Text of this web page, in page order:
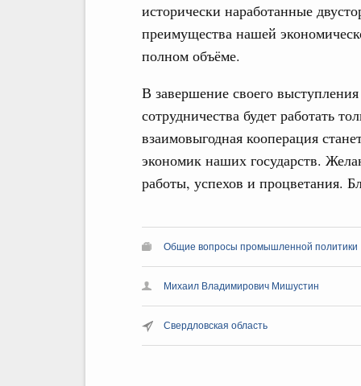
исторически наработанные
преимущества нашей
полном объёме.
В завершение своего
сотрудничества будет работать
взаимовыгодная кооперация
экономик наших государств.
работы, успехов и процветания.
Общие вопросы промышленной политики
Михаил Владимирович Мишустин
Свердловская область